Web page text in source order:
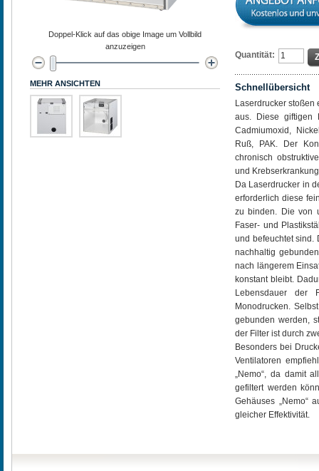
Quantität:
Schnellübersicht
Laserdrucker
aus. Diese giftigen
Cadmiumoxid,
Ruß, PAK. Der
chronisch
und
Da Laserdrucker in
erforderlich diese
zu binden. Die von
Faser- und
und befeuchtet sind.
nachhaltig
nach längerem
konstant bleibt.
Lebensdauer
Monodrucken.
gebunden werden,
der Filter ist durch
Besonders bei
Ventilatoren
„Nemo“, da damit
gefiltert werden
Gehäuses „Nemo“
gleicher Effektivität.
Doppel-Klick auf das obige Image um Vollbild
anzuzeigen
MEHR ANSICHTEN